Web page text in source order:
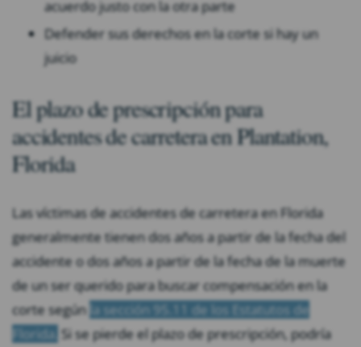
acuerdo justo con la otra parte
Defender sus derechos en la corte si hay un
juicio
El plazo de prescripción para
accidentes de carretera en Plantation,
Florida
Las víctimas de accidentes de carretera en Florida
generalmente tienen dos años a partir de la fecha del
accidente o dos años a partir de la fecha de la muerte
de un ser querido para buscar compensación en la
corte según la sección 95.11 de los Estatutos de
Florida Si se pierde el plazo de prescripción, podría